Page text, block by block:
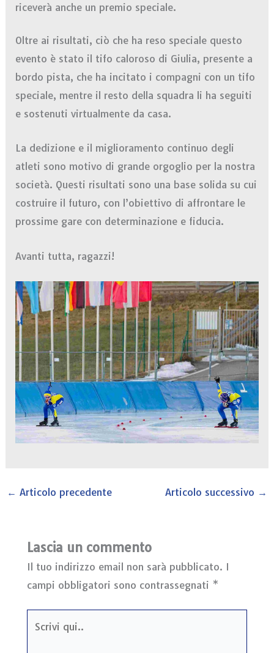
riceverà anche un premio speciale.
Oltre ai risultati, ciò che ha reso speciale questo
evento è stato il tifo caloroso di Giulia, presente a
bordo pista, che ha incitato i compagni con un tifo
speciale, mentre il resto della squadra li ha seguiti
e sostenuti virtualmente da casa.
La dedizione e il miglioramento continuo degli
atleti sono motivo di grande orgoglio per la nostra
società. Questi risultati sono una base solida su cui
costruire il futuro, con l’obiettivo di affrontare le
prossime gare con determinazione e fiducia.
Avanti tutta, ragazzi!
← Articolo precedente Articolo successivo →
Lascia un commento
Il tuo indirizzo email non sarà pubblicato. I
campi obbligatori sono contrassegnati *